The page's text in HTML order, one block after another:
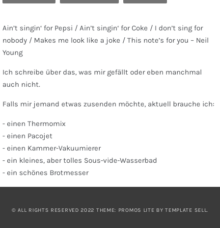
Ain’t singin‘ for Pepsi / Ain’t singin‘ for Coke / I don’t sing for
nobody / Makes me look like a joke / This note’s for you – Neil
Young
Ich schreibe über das, was mir gefällt oder eben manchmal
auch nicht.
Falls mir jemand etwas zusenden möchte, aktuell brauche ich:
- einen Thermomix
- einen Pacojet
- einen Kammer-Vakuumierer
- ein kleines, aber tolles Sous-vide-Wasserbad
- ein schönes Brotmesser
© ALL RIGHTS RESERVED 2022 THEME: PROMOS LITE BYTEMPLATE SELL.